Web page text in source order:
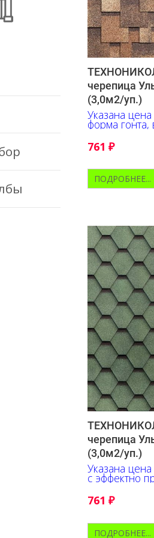
черепица
(3,0м2/уп.)
Указана
форма гонта,
глубину
контрастные
761 ₽
ПОДРОБНЕЕ...
черепица
(3,0м2/уп.)
Указана
с эффектно
подчеркнёт
любого здания.
761 ₽
ПОДРОБНЕЕ...